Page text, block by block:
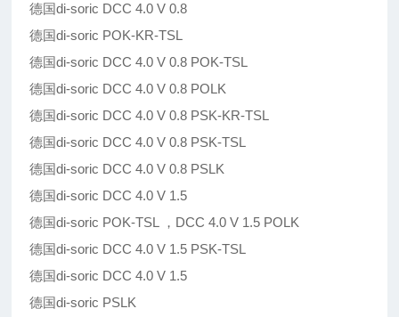
德国di-soric DCC 4.0 V 0.8
德国di-soric POK-KR-TSL
德国di-soric DCC 4.0 V 0.8 POK-TSL
德国di-soric DCC 4.0 V 0.8 POLK
德国di-soric DCC 4.0 V 0.8 PSK-KR-TSL
德国di-soric DCC 4.0 V 0.8 PSK-TSL
德国di-soric DCC 4.0 V 0.8 PSLK
德国di-soric DCC 4.0 V 1.5
德国di-soric POK-TSL ，DCC 4.0 V 1.5 POLK
德国di-soric DCC 4.0 V 1.5 PSK-TSL
德国di-soric DCC 4.0 V 1.5
德国di-soric PSLK